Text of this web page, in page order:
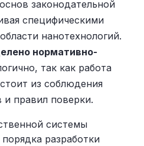
законодательной
специфическими
нанотехнологий.
нормативно-
так как работа
из соблюдения
правил поверки.
системы
разработки